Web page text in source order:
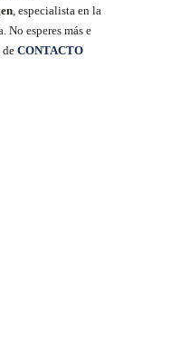
, especialista en la
esperes más e
deCONTACTO